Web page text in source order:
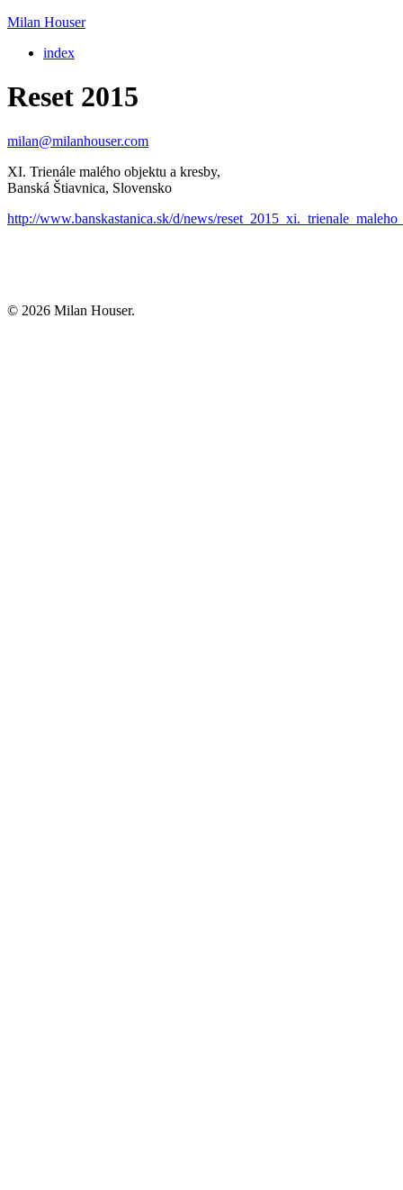
Milan Houser
index
Reset 2015
milan@milanhouser.com
XI. Trienále malého objektu a kresby,
Banská Štiavnica, Slovensko
http://www.banskastanica.sk/d/news/
© 2026 Milan Houser.